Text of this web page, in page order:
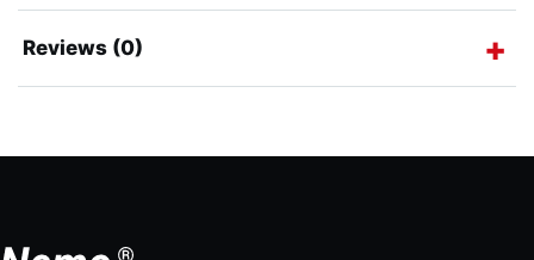
Reviews (0)